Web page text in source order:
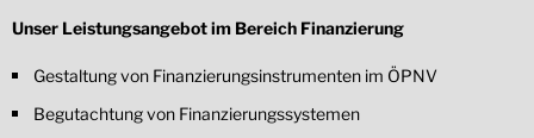
Unser Leistungsangebot im Bereich Finanzierung
Gestaltung von Finanzierungsinstrumenten im ÖPNV
Begutachtung von Finanzierungssystemen